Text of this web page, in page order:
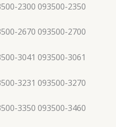
2300 093500-2350
2670 093500-2700
3041 093500-3061
3231 093500-3270
3350 093500-3460